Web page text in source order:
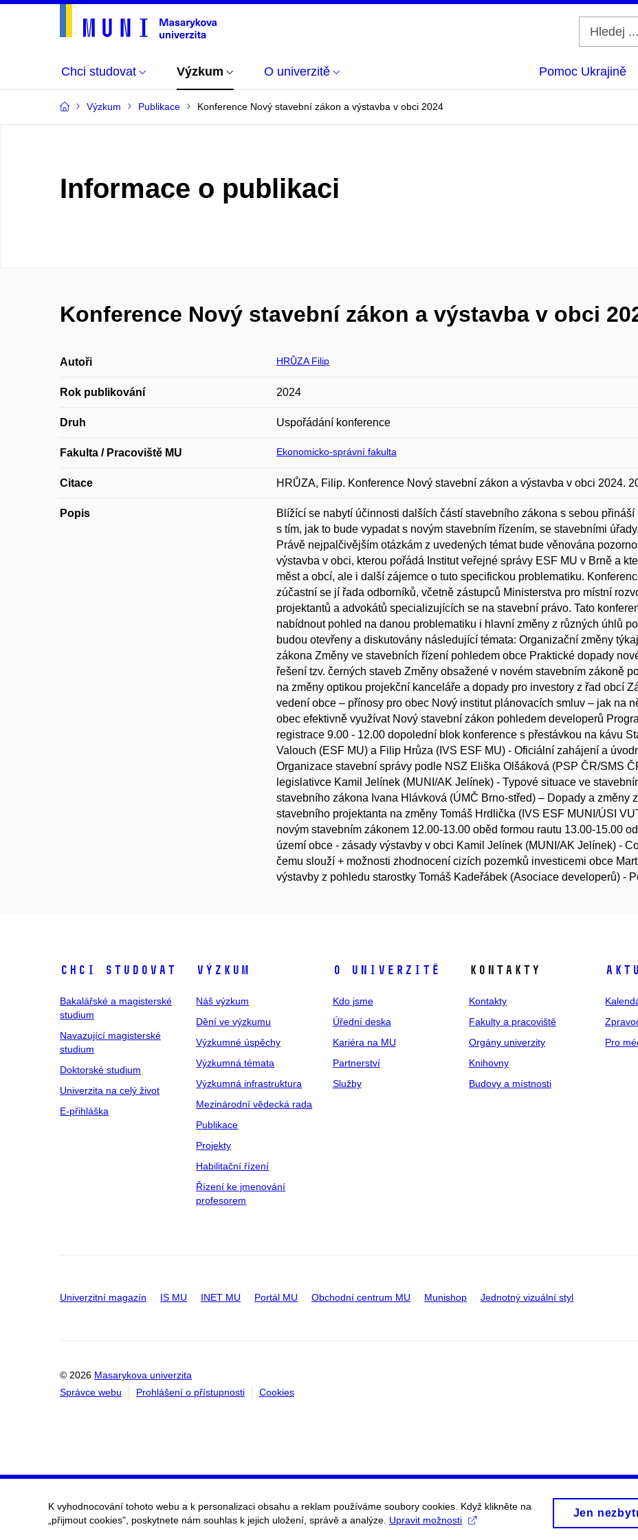
Chci studovat Výzkum O univerzitě Pomoc Ukrajině
Výzkum Publikace Konference Nový stavební zákon a výstavba v obci 2024
Informace o publikaci
Konference Nový stavební zákon a výstavba v obci
Autoři HRŮZA Filip
Rok publikování 2024
Druh Uspořádání konference
Fakulta / Pracoviště MU Ekonomicko-správní fakulta
Citace HRŮZA, Filip. Konference Nový stavební zákon a výstavba v obci 2024.
Popis
Blížící se nabytí účinnosti dalších částí stavebního zákona s sebou
s tím, jak to bude vypadat s novým stavebním řízením, se stavebními
Právě nejpalčivějším otázkám z uvedených témat bude věnována
výstavba v obci, kterou pořádá Institut veřejné správy ESF MU v Brně a
měst a obcí, ale i další zájemce o tuto specifickou problematiku.
zúčastní se jí řada odborníků, včetně zástupců Ministerstva pro místní
projektantů a advokátů specializujících se na stavební právo. Tato
nabídnout pohled na danou problematiku i hlavní změny z různých úhlů
budou otevřeny a diskutovány následující témata: Organizační změny
zákona Změny ve stavebních řízení pohledem obce Praktické dopady
řešení tzv. černých staveb Změny obsažené v novém stavebním zákoně
na změny optikou projekční kanceláře a dopady pro investory z řad obcí
vedení obce – přínosy pro obec Nový institut plánovacích smluv – jak na
obec efektivně využívat Nový stavební zákon pohledem developerů
registrace 9.00 - 12.00 dopolední blok konference s přestávkou na kávu
Valouch (ESF MU) a Filip Hrůza (IVS ESF MU) - Oficiální zahájení a
Organizace stavební správy podle NSZ Eliška Olšáková (PSP ČR/SMS
legislativce Kamil Jelínek (MUNI/AK Jelínek) - Typové situace ve
stavebního zákona Ivana Hlávková (ÚMČ Brno-střed) – Dopady a změny
stavebního projektanta na změny Tomáš Hrdlička (IVS ESF MUNI/ÚSI
novým stavebním zákonem 12.00-13.00 oběd formou rautu 13.00-15.00
území obce - zásady výstavby v obci Kamil Jelínek (MUNI/AK Jelínek) -
čemu slouží + možnosti zhodnocení cizích pozemků investicemi obce
výstavby z pohledu starostky Tomáš Kadeřábek (Asociace developerů) -
Chci studovat
Bakalářské a magisterské
studium
Navazující magisterské
studium
Doktorské studium
Univerzita na celý život
E-přihláška
Výzkum
Náš výzkum
Dění ve výzkumu
Výzkumné úspěchy
Výzkumná témata
Výzkumná infrastruktura
Mezinárodní vědecká rada
Publikace
Projekty
Habilitační řízení
Řízení ke jmenování
profesorem
O univerzitě
Kdo jsme
Úřední deska
Kariéra na MU
Partnerství
Služby
Kontakty
Kontakty
Fakulty a pracoviště
Orgány univerzity
Knihovny
Budovy a místnosti
Pro
Univerzitní magazín IS MU INET MU Portál MU Obchodní centrum MU Munishop Jednotný vizuální styl
© 2026 Masarykova univerzita
Správce webu
Prohlášení o přístupnosti Cookies
K vyhodnocování tohoto webu a k personalizaci obsahu a reklam používáme soubory cookies. Když klikněte na
„přijmout cookies", poskytnete nám souhlas k jejich uložení, správě a analýze. Upravit možnosti
Jen